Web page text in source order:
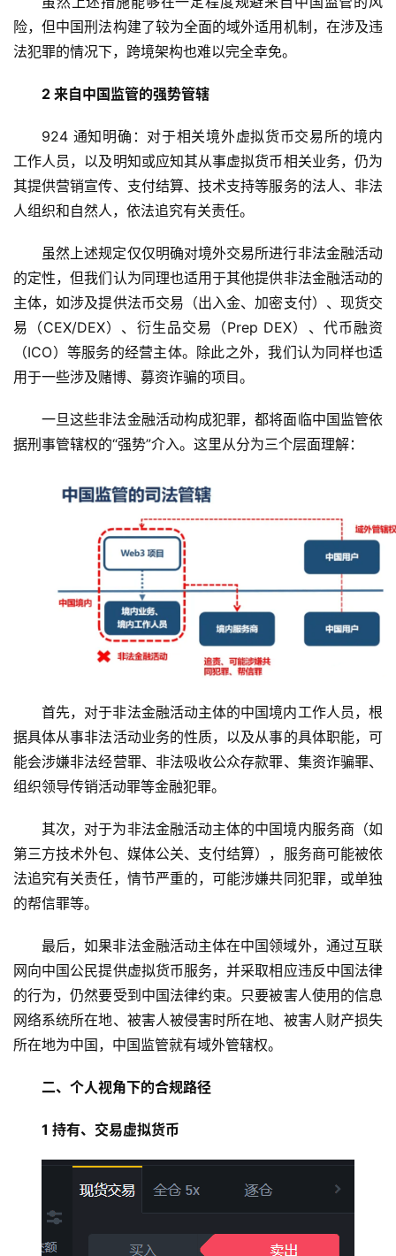
险，但中国刑法构建了较为全面的域外适用机制，在涉及违
法犯罪的情况下，跨境架构也难以完全幸免。
2 来自中国监管的强势管辖
924 通知明确：对于相关境外虚拟货币交易所的境内
工作人员，以及明知或应知其从事虚拟货币相关业务，仍为
其提供营销宣传、支付结算、技术支持等服务的法人、非法
人组织和自然人，依法追究有关责任。
虽然上述规定仅仅明确对境外交易所进行非法金融活动
的定性，但我们认为同理也适用于其他提供非法金融活动的
主体，如涉及提供法币交易（出入金、加密支付）、现货交
易（CEX/DEX）、衍生品交易（Prep DEX）、代币融资
（ICO）等服务的经营主体。除此之外，我们认为同样也适
用于一些涉及赌博、募资诈骗的项目。
一旦这些非法金融活动构成犯罪，都将面临中国监管依
据刑事管辖权的“强势”介入。这里从分为三个层面理解：
首先，对于非法金融活动主体的中国境内工作人员，根
据具体从事非法活动业务的性质，以及从事的具体职能，可
能会涉嫌非法经营罪、非法吸收公众存款罪、集资诈骗罪、
组织领导传销活动罪等金融犯罪。
其次，对于为非法金融活动主体的中国境内服务商（如
第三方技术外包、媒体公关、支付结算），服务商可能被依
法追究有关责任，情节严重的，可能涉嫌共同犯罪，或单独
的帮信罪等。
最后，如果非法金融活动主体在中国领域外，通过互联
网向中国公民提供虚拟货币服务，并采取相应违反中国法律
的行为，仍然要受到中国法律约束。只要被害人使用的信息
网络系统所在地、被害人被侵害时所在地、被害人财产损失
所在地为中国，中国监管就有域外管辖权。
二、个人视角下的合规路径
1 持有、交易虚拟货币